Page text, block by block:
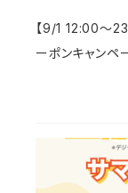
【9/1 12:00～
ーポンキャンペ